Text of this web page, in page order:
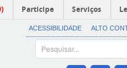
Participe Serviços
ACESSIBILIDADE ALTO